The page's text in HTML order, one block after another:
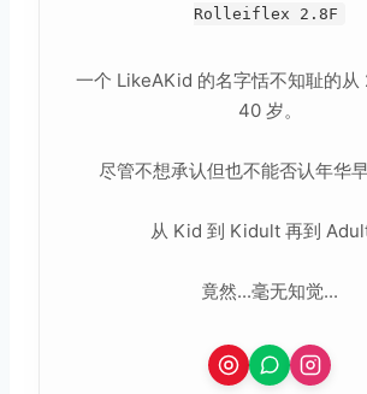
Rolleiflex 2.8F
一个 LikeAKid 的名字恬不知耻的从
40 岁。
尽管不想承认但也不能否认年华
从 Kid 到 Kidult 再到
竟然...毫无知觉...